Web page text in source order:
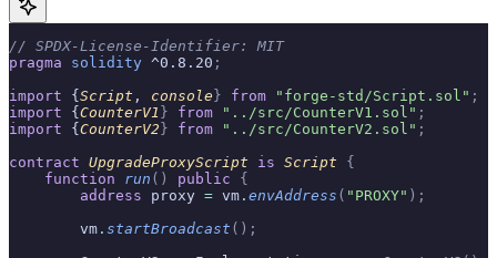
// SPDX-License-Identifier: MIT
pragma solidity ^0.8.20 ;
import { Script , console } from "forge-std/Script.sol" ;
import { CounterV1 } from "../src/CounterV1.sol" ;
import { CounterV2 } from "../src/CounterV2.sol" ;
contract UpgradeProxyScript is Script {
    function
run () public {
        address
proxy = vm . envAddress ( "PROXY" );
        vm
. startBroadcast ();